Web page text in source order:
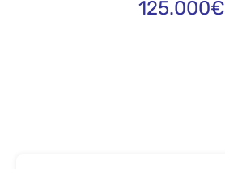
125.000€